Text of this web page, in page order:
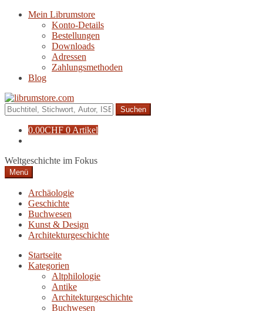
Navigation
Zum
Mein Librumstore
Konto-Details
Bestellungen
Downloads
Adressen
Zahlungsmethoden
Blog
Suche
nach:
0.00CHF 0 Artikel
Weltgeschichte im Fokus
Menü
Archäologie
Geschichte
Buchwesen
Kunst & Design
Architekturgeschichte
Startseite
Kategorien
Altphilologie
Antike
Architekturgeschichte
Buchwesen